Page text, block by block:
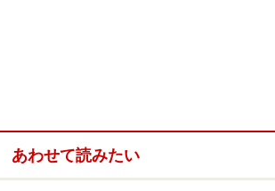
って嬉しかった絵本として名前が挙が
子さんの『いないいないばあ
『だるまさんが』『だるまさんの』
あわせて読みたい